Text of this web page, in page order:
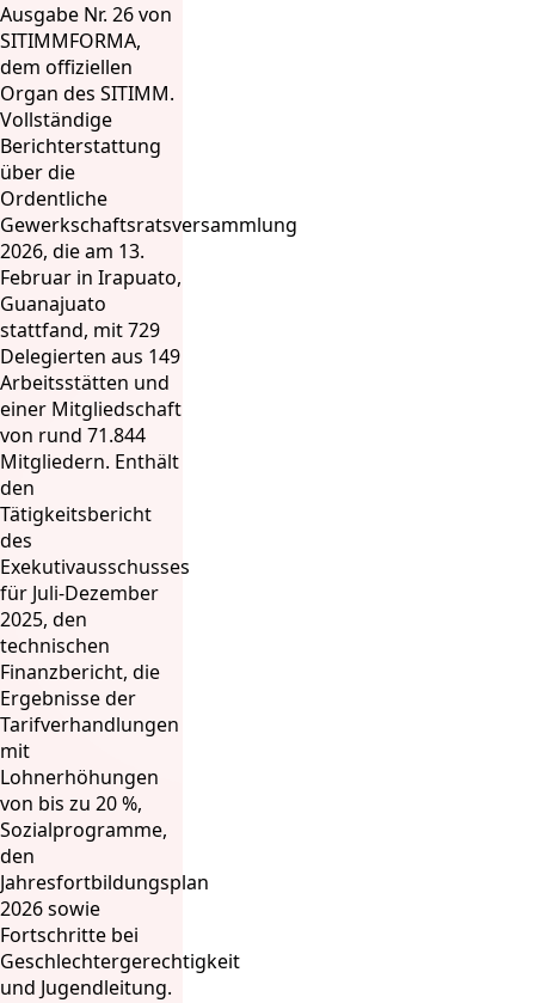
Ausgabe Nr. 26 von
SITIMMFORMA,
dem offiziellen
Organ des SITIMM.
Vollständige
Berichterstattung
über die
Ordentliche
Gewerkschaftsratsversammlung
2026, die am 13.
Februar in Irapuato,
Guanajuato
stattfand, mit 729
Delegierten aus 149
Arbeitsstätten und
einer Mitgliedschaft
von rund 71.844
Mitgliedern. Enthält
den
Tätigkeitsbericht
des
Exekutivausschusses
für Juli-Dezember
2025, den
technischen
Finanzbericht, die
Ergebnisse der
Tarifverhandlungen
mit
Lohnerhöhungen
von bis zu 20 %,
Sozialprogramme,
den
Jahresfortbildungsplan
2026 sowie
Fortschritte bei
Geschlechtergerechtigkeit
und Jugendleitung.